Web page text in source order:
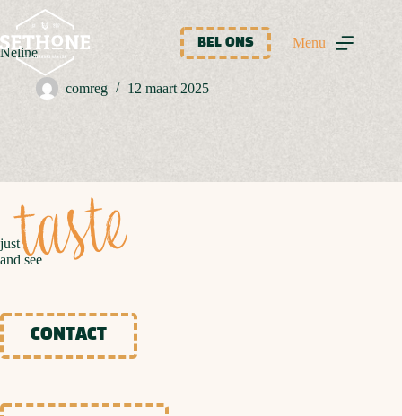
naar
de
inhoud
BEL ONS Menu
Neline
comreg 12 maart 2025
justtaste
and see
CONTACT